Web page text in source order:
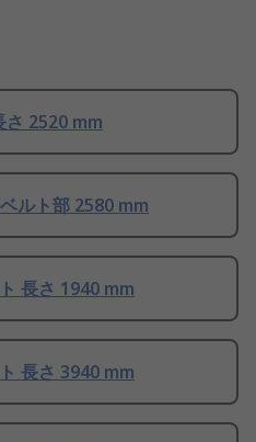
さ 2520 mm
ルト部 2580 mm
長さ 1940 mm
長さ 3940 mm